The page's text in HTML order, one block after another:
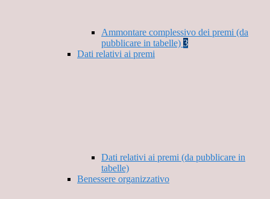
Ammontare complessivo dei premi (da
pubblicare in tabelle) 3
Dati relativi ai premi
Dati relativi ai premi (da pubblicare in
tabelle)
Benessere organizzativo